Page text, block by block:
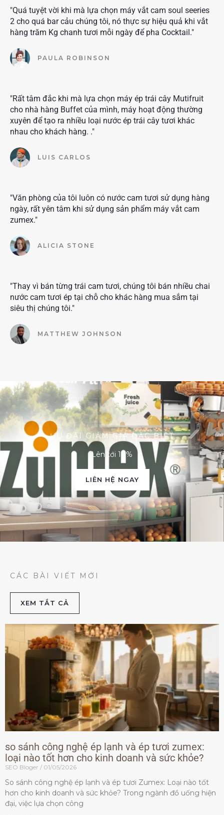
"Quá tuyệt vời khi mà lựa chọn máy vắt cam soul seeries
2 cho quá bar cảu chúng tôi, nó thực sự hiệu quả khi vắt
hàng trăm Kg chanh tươi mỗi ngày để pha Cocktail."
PAULA ROBINSON
"Rất tâm đắc khi mà lựa chọn máy ép trái cây Mutifruit
cho nhà hàng Buffet của mình, máy hoạt động thường
xuyên để tạo ra nhiều loại nước ép trái cây tươi khác
nhau cho khách hàng. ."
LUIS CARLOS
"Văn phòng của tôi luôn có nước cam tươi sử dụng hàng
ngày, rất yên tâm khi sử dụng sản phẩm máy vắt cam
zumex."
ALICIA STONE
"Thay vì bán từng trái cam tươi, chúng tôi bán nhiều chai
nước cam tươi ép tại chỗ cho khác hàng mua sắm tại
siêu thị chúng tôi."
MATTHEW JOHNSON
ƯU ĐÃI GIẢM GIÁ ĐẶC BIỆT
Lên tới 10%
LIÊN HỆ NGAY
CÁC BÀI VIẾT MỚI
XEM TẮT CẢ
so sánh công nghệ ép lạnh và ép tươi zumex:
loại nào tốt hơn cho kinh doanh và sức khỏe?
SEO Bloger 01/05/2026
So sánh công nghệ ép lạnh và ép tươi Zumex: Loại nào tốt
hơn cho kinh doanh và sức khỏe? Trong ngành đồ uống hiện
đại, việc lựa chọn công